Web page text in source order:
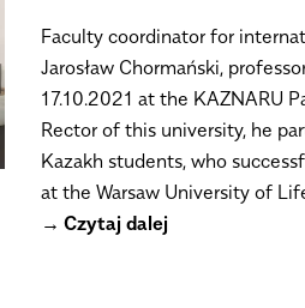
Faculty coordinator for
Jarosław Chormański,
17.10.2021 at the KAZNARU
Rector of this university, he
Kazakh students, who
at the Warsaw University of
Czytaj dalej